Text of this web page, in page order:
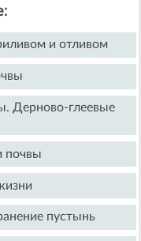
и отливом
Дерново-глеевые
почвы
пустынь